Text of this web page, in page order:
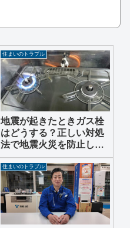
住まいのトラブル
地震が起きたときガス栓
はどうする？正しい対処
法で地震火災を防止しま
しょう
住まいのトラブル